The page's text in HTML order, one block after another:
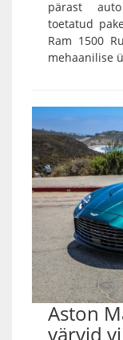
pärast
toetatud
Ram 1500
mehaanilise
Aston
värvid